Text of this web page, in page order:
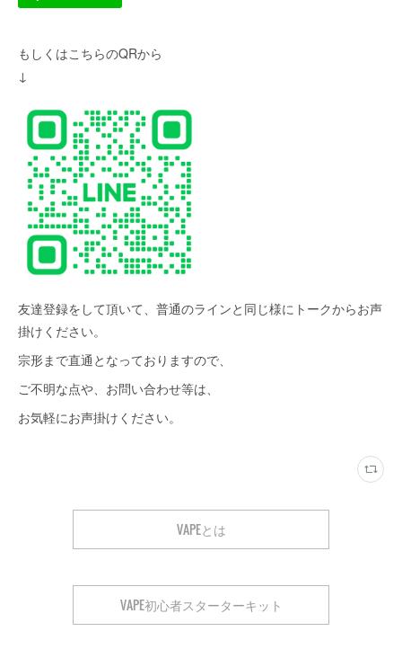
もしくはこちらのQRから
↓
友達登録をして頂いて、普通のラインと同じ様にトークからお声
掛けください。
宗形まで直通となっておりますので、
ご不明な点や、お問い合わせ等は、
お気軽にお声掛けください。
VAPEとは
VAPE初心者スターターキット